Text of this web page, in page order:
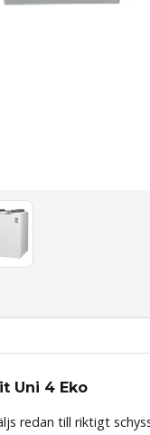
Uni 4 Eko
redan till riktigt